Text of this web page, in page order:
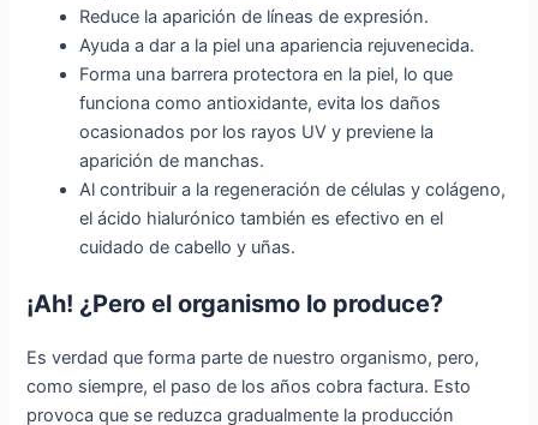
Reduce la aparición de líneas de expresión.
Ayuda a dar a la piel una apariencia rejuvenecida.
Forma una barrera protectora en la piel, lo que
funciona como antioxidante, evita los daños
ocasionados por los rayos UV y previene la
aparición de manchas.
Al contribuir a la regeneración de células y colágeno,
el ácido hialurónico también es efectivo en el
cuidado de cabello y uñas.
¡Ah! ¿Pero el organismo lo produce?
Es verdad que forma parte de nuestro organismo, pero,
como siempre, el paso de los años cobra factura. Esto
provoca que se reduzca gradualmente la producción